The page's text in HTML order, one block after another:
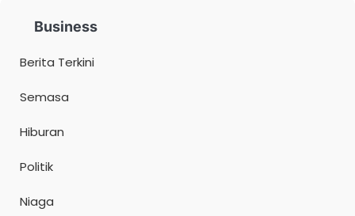
Business
Berita Terkini
Semasa
Hiburan
Politik
Niaga